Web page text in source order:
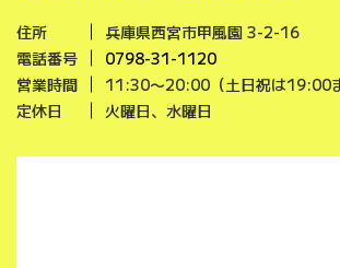
住所
兵庫県西宮市甲風園 3-2-16
電話番号
0798-31-1120
営業時間
11:30〜20:00（土日祝は19:00
定休日
火曜日、水曜日